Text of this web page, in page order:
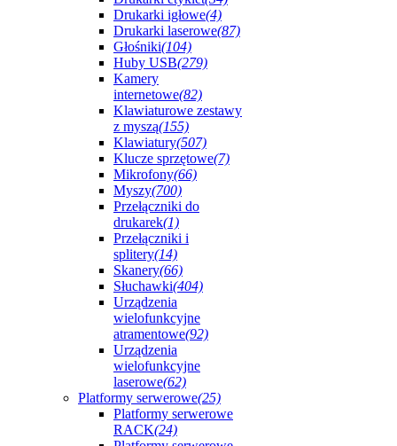
Drukarki igłowe(4)
Drukarki laserowe(87)
Głośniki(104)
Huby USB(279)
Kamery
internetowe(82)
Klawiaturowe zestawy
z myszą(155)
Klawiatury(507)
Klucze sprzętowe(7)
Mikrofony(66)
Myszy(700)
Przełączniki do
drukarek(1)
Przełączniki i
splitery(14)
Skanery(66)
Słuchawki(404)
Urządzenia
wielofunkcyjne
atramentowe(92)
Urządzenia
wielofunkcyjne
laserowe(62)
Platformy serwerowe(25)
Platformy serwerowe
RACK(24)